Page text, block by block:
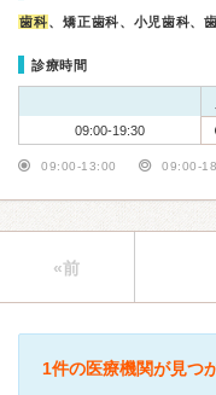
歯科、矯正歯科、小児歯科、
診療時間
09:00-19:30
09:00-13:00 09:00-
«前
1件の医療機関が見つ